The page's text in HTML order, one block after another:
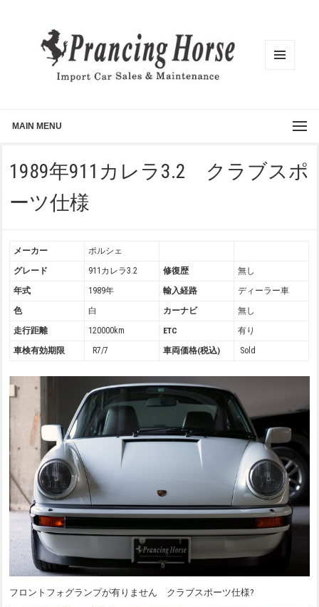
MAIN MENU
1989年911カレラ3.2 クラブスポ
ーツ仕様
メーカー
ポルシェ
グレード
911カレラ3.2 修復歴
無し
年式
1989年 輸入経路
ディーラー車
色
白 カーナビ
無し
走行距離
120000km ETC
有り
車検有効期限
R7/7 車両価格(税込) Sold
フロントフォグランプが有りません クラブスポーツ仕様?